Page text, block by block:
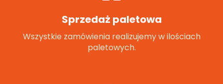
Sprzedaż paletowa
Wszystkie zamówienia realizujemy w ilościach
paletowych.